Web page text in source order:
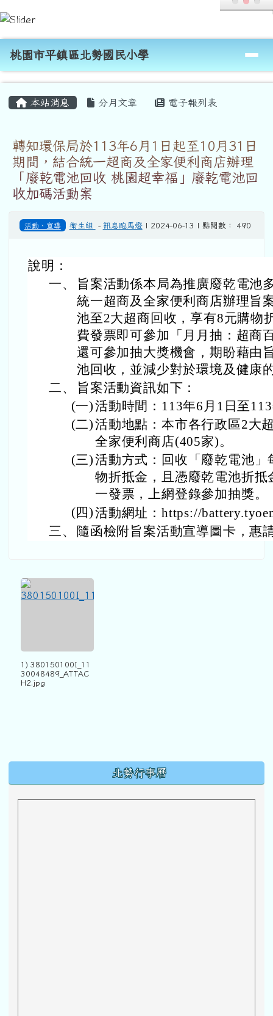
跳至主內容區
桃園市平鎮區北勢國民小學
導覽列
桃園市平鎮區北勢國民小學
本站消息 分月文章 電子報列表
轉知環保局於113年6月1日起至10月31日
期間，結合統一超商及全家便利商店辦理
「廢乾電池回收 桃園超幸福」廢乾電池回
收加碼活動案
活動、宣導 衛生組 - 訊息跑馬燈| 2024-06-13 | 點閱數： 490
說明：
一、
旨案活動係本局為推廣廢乾電池
統一超商及全家便利商店辦理旨
池至2大超商回收，享有8元購物
費發票即可參加「月月抽：超商
還可參加抽大獎機會，期盼藉由
池回收，並減少對於環境及健康
二、
旨案活動資訊如下：
(一)活動時間：113年6月1日至
(二)活動地點：本市各行政區2大
全家便利商店(405家)。
(三)活動方式：回收「廢乾電池
物折抵金，且憑廢乾電池折
一發票，上網登錄參加抽獎。
(四)活動網址：https://
三、
隨函檢附旨案活動宣導圖卡，惠
1) 380150100I_11
30048489_ATTAC
H2.jpg
北勢行事曆